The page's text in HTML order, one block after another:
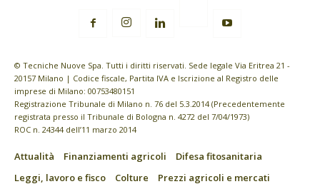
© Tecniche Nuove Spa. Tutti i diritti riservati. Sede legale Via Eritrea 21 -
20157 Milano | Codice fiscale, Partita IVA e Iscrizione al Registro delle
imprese di Milano: 00753480151
Registrazione Tribunale di Milano n. 76 del 5.3.2014 (Precedentemente
registrata presso il Tribunale di Bologna n. 4272 del 7/04/1973)
ROC n. 24344 dell’11 marzo 2014
Attualità Finanziamenti agricoli
Difesa fitosanitaria
Leggi, lavoro e fisco
Colture
Prezzi agricoli e mercati